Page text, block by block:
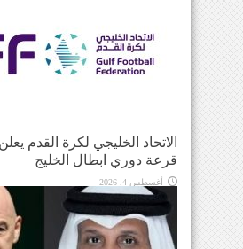
الاتحاد الخليجي لكرة القدم
قرعة دوري ابطال الخليج
أغسطس 4, 2026